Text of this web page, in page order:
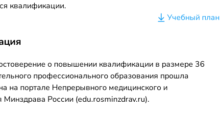
квалификации.
Учебный план
о повышении квалификации в размере 36
профессионального образования прошла
на портале Непрерывного медицинского и
России (edu.rosminzdrav.ru).